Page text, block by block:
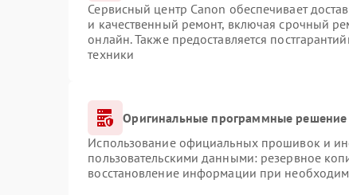
Сервисный центр Canon обеспечивает
и качественный ремонт, включая срочный
онлайн. Также предоставляется
техники
Оригинальные программные
Использование официальных прошивок и
пользовательскими данными: резервное
восстановление информации при